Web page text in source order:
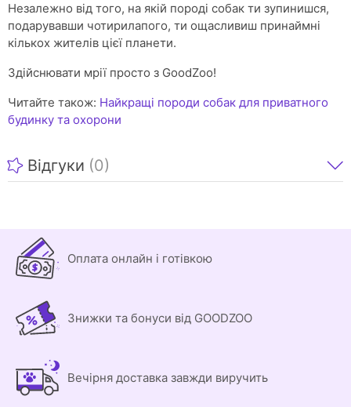
Незалежно від того, на якій породі собак ти зупинишся,
подарувавши чотирилапого, ти ощасливиш принаймні
кількох жителів цієї планети.
Здійснювати мрії просто з GoodZoo!
Читайте також: Найкращі породи собак для приватного
будинку та охорони
Відгуки (0)
Оплата онлайн і готівкою
Знижки та бонуси від GOODZOO
Вечірня доставка завжди виручить